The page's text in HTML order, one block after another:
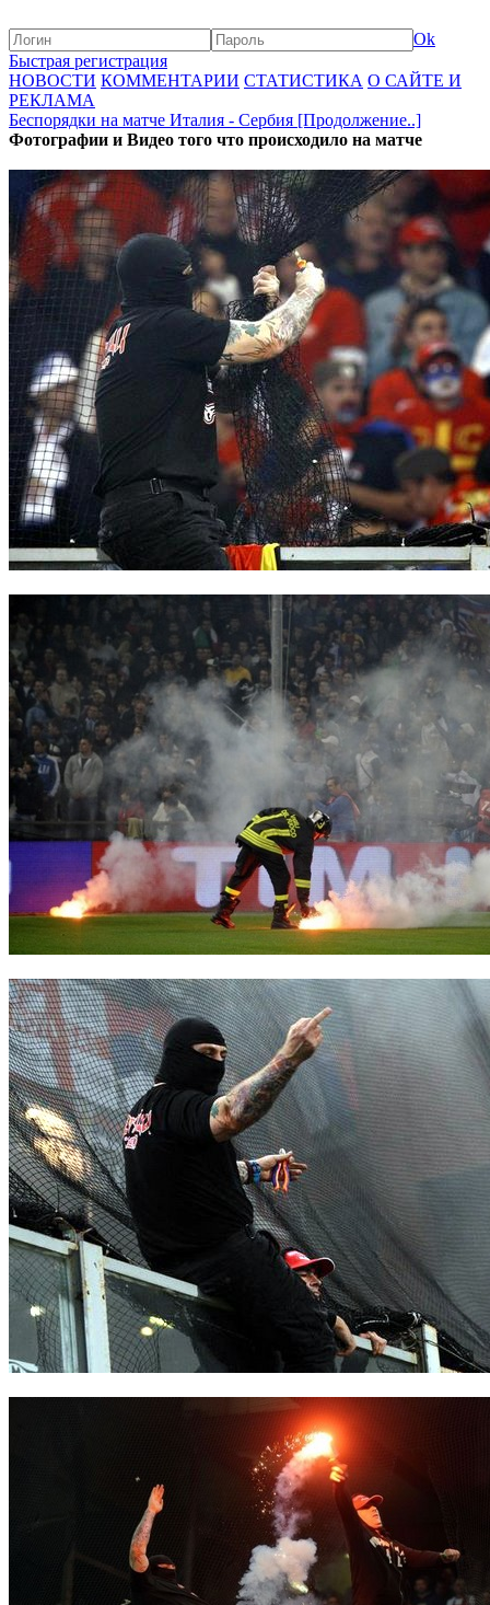
Ok
Быстрая регистрация
НОВОСТИ КОММЕНТАРИИ СТАТИСТИКА О САЙТЕ И
РЕКЛАМА
Беспорядки на матче Италия - Сербия [Продолжение..]
Фотографии и Видео того что происходило на матче